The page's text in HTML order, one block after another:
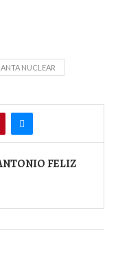
NUCLEAR
FELIZ